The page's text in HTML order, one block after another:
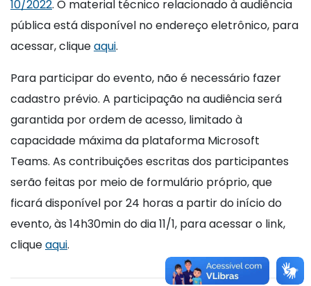
10/2022. O material técnico relacionado à audiência
pública está disponível no endereço eletrônico, para
acessar, cliqueaqui.
Para participar do evento, não é necessário fazer
cadastro prévio. A participação na audiência será
garantida por ordem de acesso, limitado à
capacidade máxima da plataforma Microsoft
Teams. As contribuições escritas dos participantes
serão feitas por meio de formulário próprio, que
ficará disponível por 24 horas a partir do início do
evento, às 14h30min do dia 11/1, para acessar o link,
cliqueaqui.